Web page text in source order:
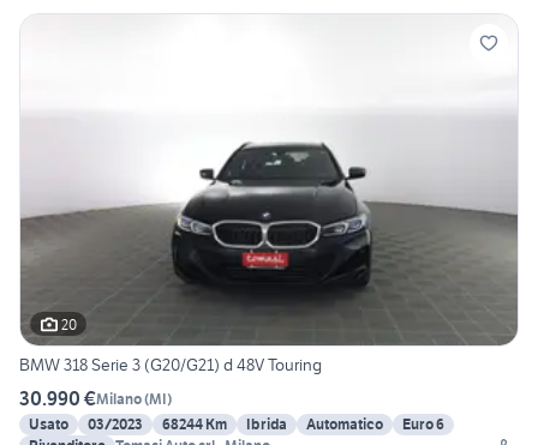
20
BMW 318 Serie 3 (G20/G21) d 48V Touring
30.990 €Milano(MI)
Usato
03/2023 68244 Km Ibrida Automatico
Euro 6